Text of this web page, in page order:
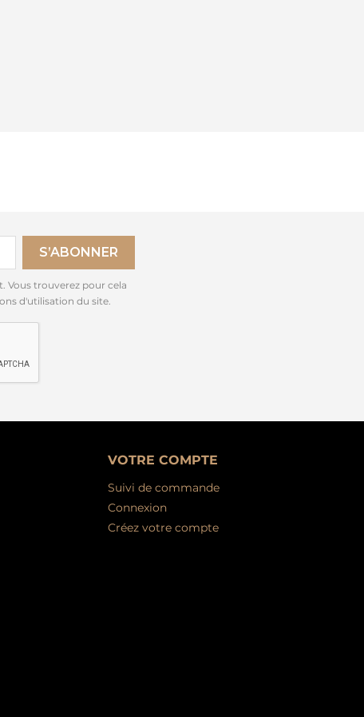
Vous trouverez pour cela
d'utilisation du site.
VOTRE COMPTE
Suivi de commande
Connexion
Créez votre compte